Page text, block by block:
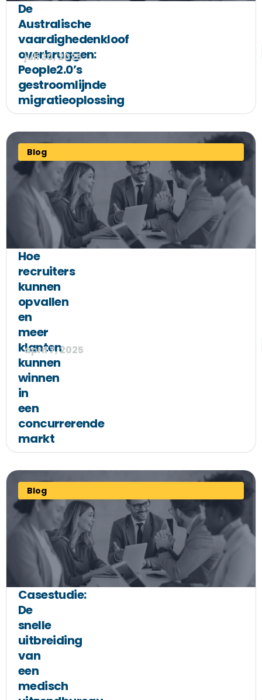
De
Australische
vaardighedenkloof
overbruggen:
People2.0’s
gestroomlijnde
migratieoplossing
juli 30, 2025
Blog
Hoe
recruiters
kunnen
opvallen
en
meer
klanten
kunnen
winnen
in
een
concurrerende
markt
april 7, 2025
Blog
Casestudie:
De
snelle
uitbreiding
van
een
medisch